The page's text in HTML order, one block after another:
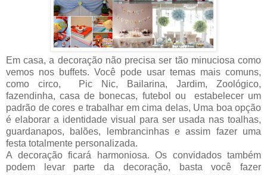
Em casa, a decoração não precisa ser tão minuciosa como
vemos nos buffets. Você pode usar temas mais comuns,
como circo, Pic Nic, Bailarina, Jardim, Zoológico,
fazendinha, casa de bonecas, futebol ou estabelecer um
padrão de cores e trabalhar em cima delas, Uma boa opção
é elaborar a identidade visual para ser usada nas toalhas,
guardanapos, balões, lembrancinhas e assim fazer uma
festa totalmente personalizada.
A decoração ficará harmoniosa. Os convidados também
podem levar parte da decoração, basta você fazer